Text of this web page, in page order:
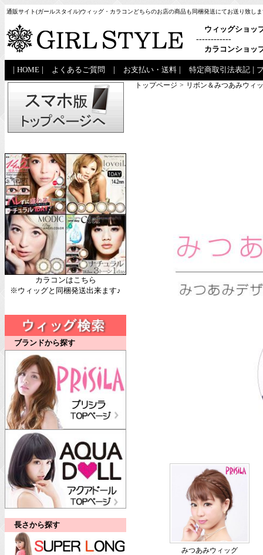
通販サイト(ガールスタイル)ウィッグ・カラコンどちらのお店の商品も同梱発送にてお送り致し
ウィッグショッ
------------
カラコンショッ
HOME よくあるご質問 お支払い・送料 特定商取引法表記
カラコンはこちら
※ウィッグと同梱発送出来ます♪
ブランドから探す
長さから探す
トップページ > リボン＆みつあみウィ
みつあみウィッグ